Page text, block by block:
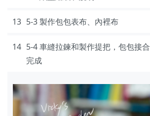
13 5-3 製作包包表布、內裡布
14 5-4 車縫拉鍊和製作提把，包包接合
完成